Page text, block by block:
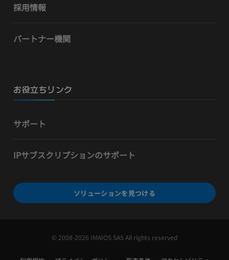
採用情報
パートナー機関
お役立ちリンク
サポート
IPサブスクリプションのサポート
ソリューションを見つける
© 2008-2026 IMAIOS SAS All rights reserved